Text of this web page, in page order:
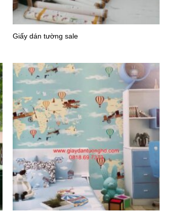
Giấy dán tường văn phòng 56145-7
Giấy dán tường sale